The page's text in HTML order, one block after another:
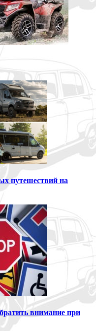
путешествий на
внимание при